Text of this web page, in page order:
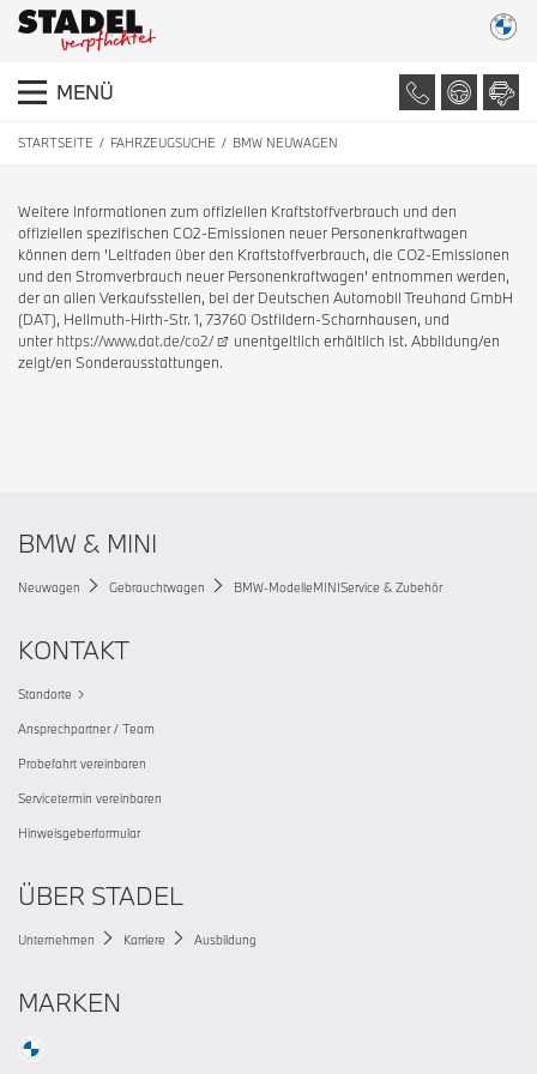
MENÜ
STARTSEITE FAHRZEUGSUCHE BMW NEUWAGEN
Weitere Informationen zum offiziellen Kraftstoffverbrauch und den
offiziellen spezifischen CO2-Emissionen neuer Personenkraftwagen
können dem 'Leitfaden über den Kraftstoffverbrauch, die CO2-Emissionen
und den Stromverbrauch neuer Personenkraftwagen' entnommen werden,
der an allen Verkaufsstellen, bei der Deutschen Automobil Treuhand GmbH
(DAT), Hellmuth-Hirth-Str. 1, 73760 Ostfildern-Scharnhausen, und
unter https://www.dat.de/co2/
unentgeltlich erhältlich ist. Abbildung/en
zeigt/en Sonderausstattungen.
BMW & MINI
Neuwagen Gebrauchtwagen BMW-ModelleMINIService & Zubehör
KONTAKT
Standorte
Ansprechpartner / Team
Probefahrt vereinbaren
Servicetermin vereinbaren
Hinweisgeberformular
ÜBER STADEL
Unternehmen Karriere Ausbildung
MARKEN